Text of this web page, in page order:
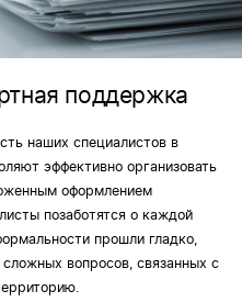
поддержка
наших специалистов в
эффективно организовать
оформлением
позаботятся о каждой
прошли гладко,
вопросов, связанных с